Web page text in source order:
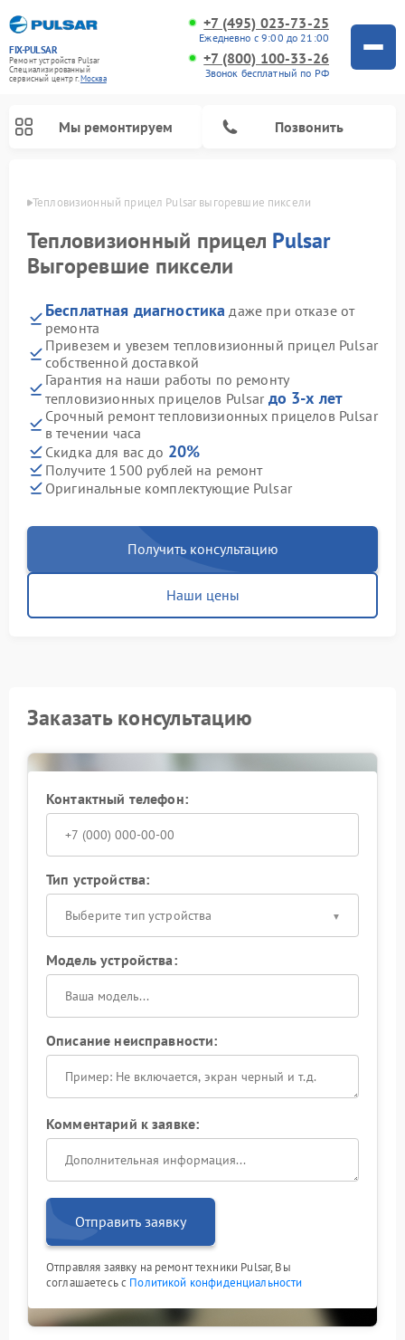
FIX-PULSAR
Ремонт устройств Pulsar
Специализированный
cервисный центр г.Москва
+7 (495) 023-73-25
Ежедневно с 9:00 до 21:00
+7 (800) 100-33-26
Звонок бесплатный по РФ
Мы ремонтируем Позвонить
Тепловизионный прицел Pulsar выгоревшие пиксели
Тепловизионный прицел Pulsar
Выгоревшие пиксели
Бесплатная диагностика даже при отказе от
ремонта
Привезем и увезем тепловизионный прицел Pulsar
собственной доставкой
Гарантия на наши работы по ремонту
тепловизионных прицелов Pulsar до 3-х лет
Срочный ремонт тепловизионных прицелов Pulsar
в течении часа
Скидка для вас до 20%
Получите 1500 рублей на ремонт
Оригинальные комплектующие Pulsar
Получить консультацию
Наши цены
Заказать консультацию
Контактный телефон:
Тип устройства:
Выберите тип устройства
Модель устройства:
Описание неисправности:
Комментарий к заявке:
Отправить заявку
Отправляя заявку на ремонт техники Pulsar, Вы
соглашаетесь с Политикой конфиденциальности